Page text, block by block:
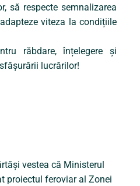
să respecte semnalizarea
viteza la condițiile
răbdare, înțelegere și
lucrărilor!
vestea că Ministerul
proiectul feroviar al Zonei